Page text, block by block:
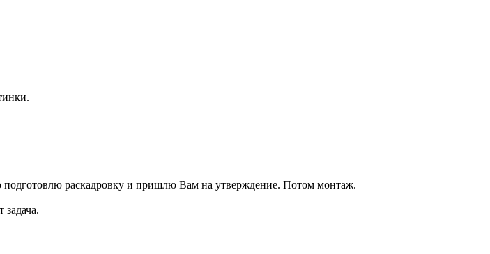
раскадровку и пришлю Вам на утверждение. Потом монтаж.